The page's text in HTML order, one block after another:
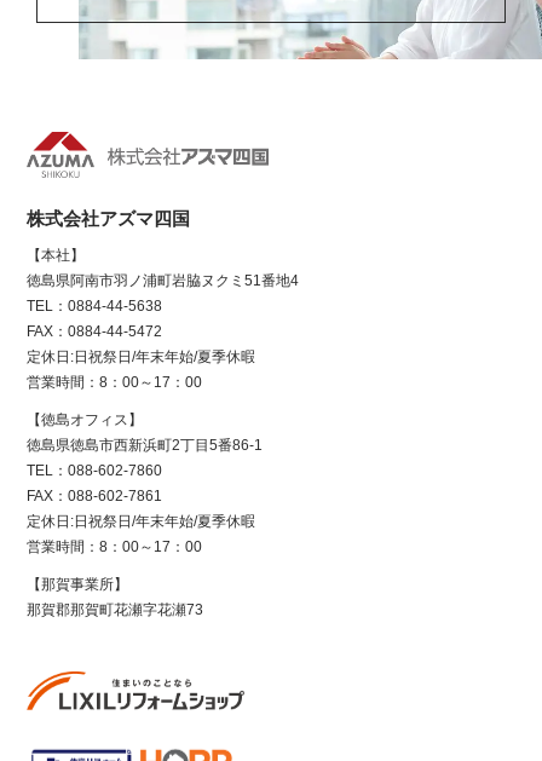
株式会社アズマ四国
【本社】
徳島県阿南市羽ノ浦町岩脇ヌクミ51番地4
TEL：0884-44-5638
FAX：0884-44-5472
定休日:日祝祭日/年末年始/夏季休暇
営業時間：8：00～17：00
【徳島オフィス】
徳島県徳島市西新浜町2丁目5番86-1
TEL：088-602-7860
FAX：088-602-7861
定休日:日祝祭日/年末年始/夏季休暇
営業時間：8：00～17：00
【那賀事業所】
那賀郡那賀町花瀬字花瀬73